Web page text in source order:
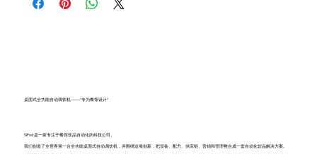
桌面式全功能自动调饮机 ——“专为餐馆设计”
SiPod 是一家专注于餐馆饮品自动化的科技公司。
我们创造了全世界第一台全功能桌面式自动调饮机，并围绕这项创新，把设备、配方、供应链、营销和管理整合成一套自动化饮品解决方案。